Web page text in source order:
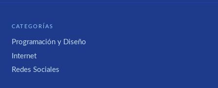
CATEGORÍAS
Programación y Diseño
Internet
Redes Sociales